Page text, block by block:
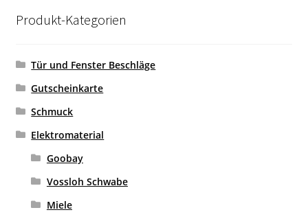
Produkt-Kategorien
Tür und Fenster Beschläge
Gutscheinkarte
Schmuck
Elektromaterial
Goobay
Vossloh Schwabe
Miele